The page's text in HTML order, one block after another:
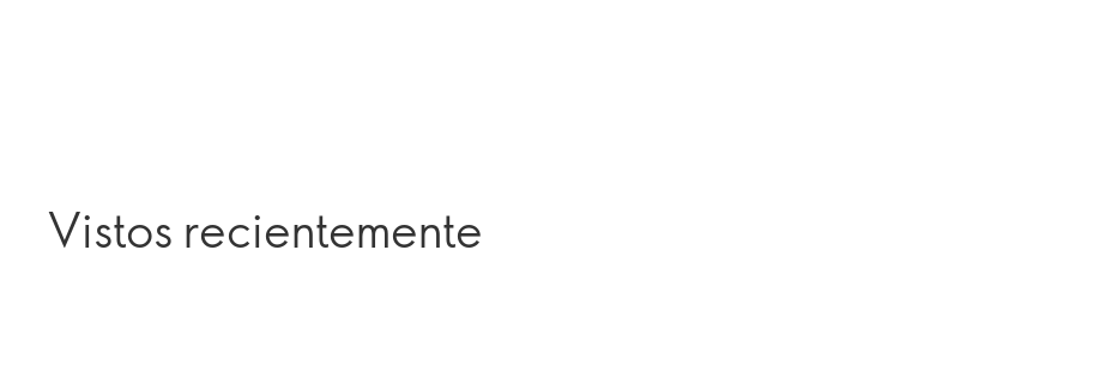
Vistos recientemente